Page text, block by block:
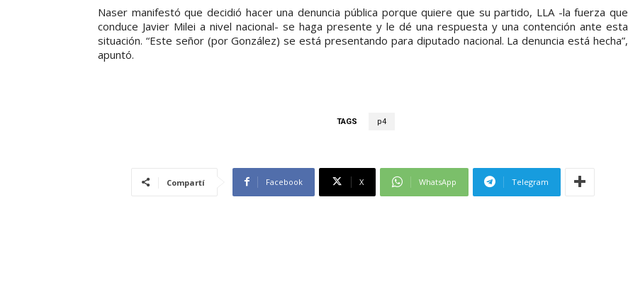
Naser manifestó que decidió hacer una denuncia pública porque quiere que su partido, LLA -la fuerza que
conduce Javier Milei a nivel nacional- se haga presente y le dé una respuesta y una contención ante esta
situación. “Este señor (por González) se está presentando para diputado nacional. La denuncia está hecha”,
apuntó.
TAGS p4
Compartí Facebook X WhatsApp Telegram